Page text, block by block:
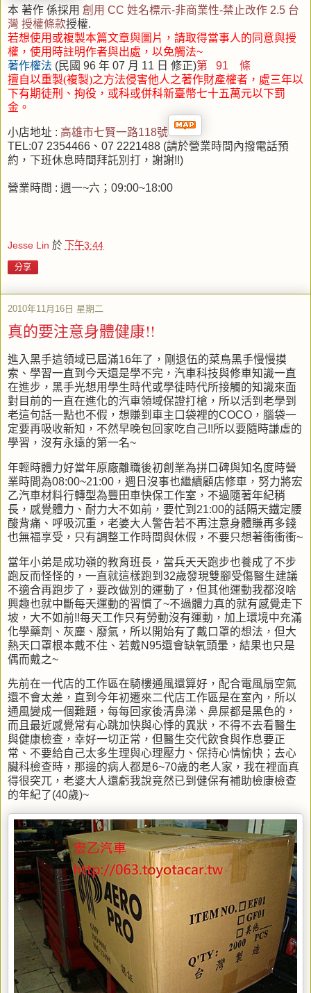
本 著作 係採用 創用 CC 姓名標示-非商業性-禁止改作 2.5 台
灣 授權條款授權.
若想使用或複製本篇文章與圖片，請取得當事人的同意與授
權，使用時註明作者與出處，以免觸法~
著作權法 (民國 96 年 07 月 11 日 修正)第 91 條
擅自以重製(複製)之方法侵害他人之著作財產權者，處三年以
下有期徒刑、拘役 ，或科或併科新臺幣七十五萬元以下罰
金。
小店地址 : 高雄市七賢一路118號
TEL:07 2354466、07 2221488 (請於營業時間內撥電話預
約，下班休息時間拜託別打，謝謝!!)
營業時間 : 週一~六；09:00~18:00
Jesse Lin 於 下午3:44
分享
2010年11月16日 星期二
真的要注意身體健康!!
進入黑手這領域已屆滿16年了，剛退伍的菜鳥黑手慢慢摸
索、學習一直到今天還是學不完，汽車科技與修車知識一直
在進步，黑手光想用學生時代或學徒時代所接觸的知識來面
對目前的一直在進化的汽車領域保證打槍，所以活到老學到
老這句話一點也不假，想賺到車主口袋裡的COCO，腦袋一
定要再吸收新知，不然早晚包回家吃自己!!所以要隨時謙虛的
學習，沒有永遠的第一名~
年輕時體力好當年原廠離職後初創業為拼口碑與知名度時營
業時間為08:00~21:00，週日沒事也繼續顧店修車，努力將宏
乙汽車材料行轉型為豐田車快保工作室，不過隨著年紀稍
長，感覺體力、耐力大不如前，要忙到21:00的話隔天鐵定腰
酸背痛、呼吸沉重，老婆大人警告若不再注意身體賺再多錢
也無福享受，只有調整工作時間與休假，不要只想著衝衝衝~
當年小弟是成功嶺的教育班長，當兵天天跑步也養成了不步
跑反而怪怪的，一直就這樣跑到32歲發現雙腳受傷醫生建議
不適合再跑步了，要改做別的運動了，但其他運動我都沒啥
興趣也就中斷每天運動的習慣了~不過體力真的就有感覺走下
坡，大不如前!!每天工作只有勞動沒有運動，加上環境中充滿
化學藥劑、灰塵、廢氣，所以開始有了戴口罩的想法，但大
熱天口罩根本戴不住、若戴N95還會缺氧頭暈，結果也只是
偶而戴之~
先前在一代店的工作區在騎樓通風還算好，配合電風扇空氣
還不會太差，直到今年初遷來二代店工作區是在室內，所以
通風變成一個難題，每每回家後清鼻涕、鼻屎都是黑色的，
而且最近感覺常有心跳加快與心悸的異狀，不得不去看醫生
與健康檢查，幸好一切正常，但醫生交代飲食與作息要正
常、不要給自己太多生理與心理壓力、保持心情愉快；去心
臟科檢查時，那邊的病人都是6~70歲的老人家，我在裡面真
得很突兀，老婆大人還虧我說竟然已到健保有補助檢康檢查
的年紀了(40歲)~